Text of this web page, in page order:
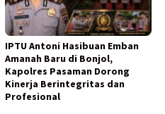
IPTU Antoni Hasibuan Emban
Amanah Baru di Bonjol,
Kapolres Pasaman Dorong
Kinerja Berintegritas dan
Profesional